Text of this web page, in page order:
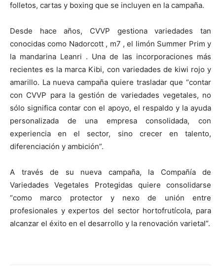
folletos, cartas y boxing que se incluyen en la campaña.
Desde hace años, CVVP gestiona variedades tan
conocidas como Nadorcott , m7 , el limón Summer Prim y
la mandarina Leanri . Una de las incorporaciones más
recientes es la marca Kibi, con variedades de kiwi rojo y
amarillo. La nueva campaña quiere trasladar que “contar
con CVVP para la gestión de variedades vegetales, no
sólo significa contar con el apoyo, el respaldo y la ayuda
personalizada de una empresa consolidada, con
experiencia en el sector, sino crecer en talento,
diferenciación y ambición”.
A través de su nueva campaña, la Compañía de
Variedades Vegetales Protegidas quiere consolidarse
“como marco protector y nexo de unión entre
profesionales y expertos del sector hortofrutícola, para
alcanzar el éxito en el desarrollo y la renovación varietal”.